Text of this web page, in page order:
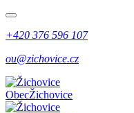
+420 376 596 107
ou@zichovice.cz
ObecŽichovice